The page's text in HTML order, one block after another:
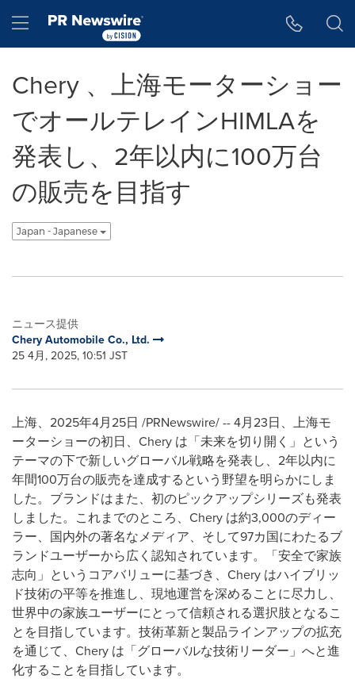
Hamburger menu
Chery 、上海モーターショー
でオールテレインHIMLAを
発表し、2年以内に100万台
の販売を目指す
Japan - Japanese
ニュース提供
Chery Automobile Co., Ltd.
25 4月, 2025, 10:51 JST
上海、2025年4月25日 /PRNewswire/ -- 4月23日、上海モ
ーターショーの初日、Chery は「未来を切り開く」という
テーマの下で新しいグローバル戦略を発表し、2年以内に
年間100万台の販売を達成するという野望を明らかにしま
した。ブランドはまた、初のピックアップシリーズも発表
しました。これまでのところ、Chery は約3,000のディー
ラー、国内外の著名なメディア、そして97カ国にわたるブ
ランドユーザーから広く認知されています。「安全で家族
志向」というコアバリューに基づき、Chery はハイブリッ
ド技術の平等を推進し、現地運営を深めることに尽力し、
世界中の家族ユーザーにとって信頼される選択肢となるこ
とを目指しています。技術革新と製品ラインアップの拡充
を通じて、Chery は「グローバルな技術リーダー」へと進
化することを目指しています。